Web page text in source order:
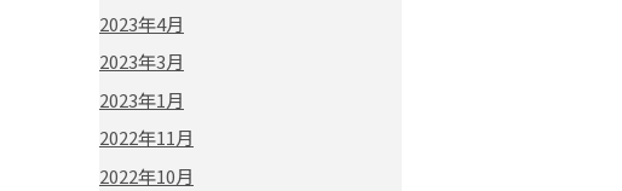
2023年4月
2023年3月
2023年1月
2022年11月
2022年10月